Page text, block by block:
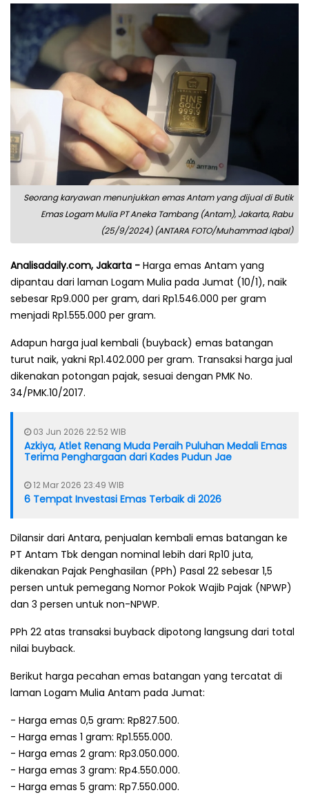
Seorang karyawan menunjukkan emas Antam yang dijual di Butik
Emas Logam Mulia PT Aneka Tambang (Antam), Jakarta, Rabu
(25/9/2024) (ANTARA FOTO/Muhammad Iqbal)
Analisadaily.com, Jakarta - Harga emas Antam yang
dipantau dari laman Logam Mulia pada Jumat (10/1), naik
sebesar Rp9.000 per gram, dari Rp1.546.000 per gram
menjadi Rp1.555.000 per gram.
Adapun harga jual kembali (buyback) emas batangan
turut naik, yakni Rp1.402.000 per gram. Transaksi harga jual
dikenakan potongan pajak, sesuai dengan PMK No.
34/PMK.10/2017.
03 Jun 2026 22:52 WIB
Azkiya, Atlet Renang Muda Peraih Puluhan Medali Emas
Terima Penghargaan dari Kades Pudun Jae
12 Mar 2026 23:49 WIB
6 Tempat Investasi Emas Terbaik di 2026
Dilansir dari Antara, penjualan kembali emas batangan ke
PT Antam Tbk dengan nominal lebih dari Rp10 juta,
dikenakan Pajak Penghasilan (PPh) Pasal 22 sebesar 1,5
persen untuk pemegang Nomor Pokok Wajib Pajak (NPWP)
dan 3 persen untuk non-NPWP.
PPh 22 atas transaksi buyback dipotong langsung dari total
nilai buyback.
Berikut harga pecahan emas batangan yang tercatat di
laman Logam Mulia Antam pada Jumat:
- Harga emas 0,5 gram: Rp827.500.
- Harga emas 1 gram: Rp1.555.000.
- Harga emas 2 gram: Rp3.050.000.
- Harga emas 3 gram: Rp4.550.000.
- Harga emas 5 gram: Rp7.550.000.